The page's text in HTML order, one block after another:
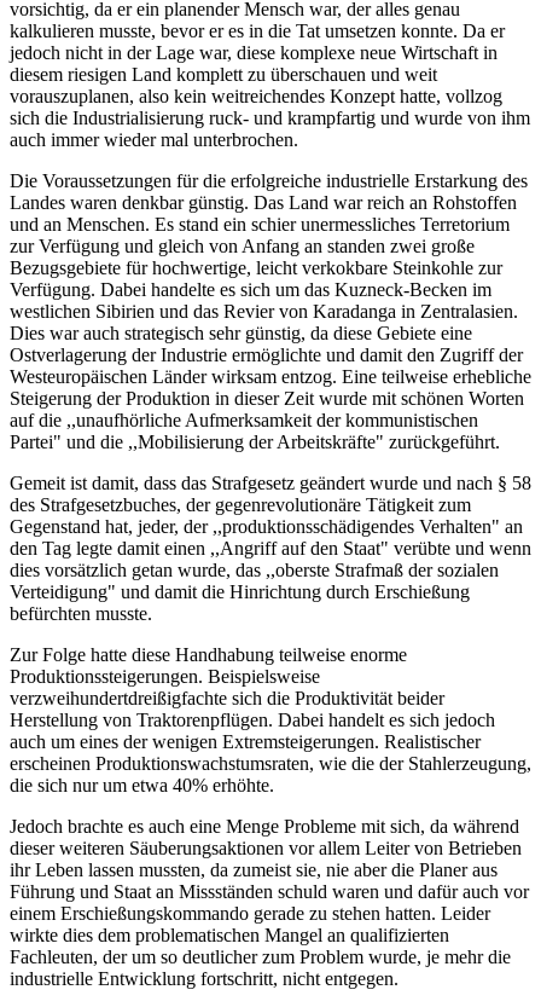
vorsichtig, da er ein planender Mensch war, der alles genau
kalkulieren musste, bevor er es in die Tat umsetzen konnte. Da er
jedoch nicht in der Lage war, diese komplexe neue Wirtschaft in
diesem riesigen Land komplett zu überschauen und weit
vorauszuplanen, also kein weitreichendes Konzept hatte, vollzog
sich die Industrialisierung ruck- und krampfartig und wurde von ihm
auch immer wieder mal unterbrochen.
Die Voraussetzungen für die erfolgreiche industrielle Erstarkung des
Landes waren denkbar günstig. Das Land war reich an Rohstoffen
und an Menschen. Es stand ein schier unermessliches Terretorium
zur Verfügung und gleich von Anfang an standen zwei große
Bezugsgebiete für hochwertige, leicht verkokbare Steinkohle zur
Verfügung. Dabei handelte es sich um das Kuzneck-Becken im
westlichen Sibirien und das Revier von Karadanga in Zentralasien.
Dies war auch strategisch sehr günstig, da diese Gebiete eine
Ostverlagerung der Industrie ermöglichte und damit den Zugriff der
Westeuropäischen Länder wirksam entzog. Eine teilweise erhebliche
Steigerung der Produktion in dieser Zeit wurde mit schönen Worten
auf die ,,unaufhörliche Aufmerksamkeit der kommunistischen
Partei" und die ,,Mobilisierung der Arbeitskräfte" zurückgeführt.
Gemeit ist damit, dass das Strafgesetz geändert wurde und nach § 58
des Strafgesetzbuches, der gegenrevolutionäre Tätigkeit zum
Gegenstand hat, jeder, der ,,produktionsschädigendes Verhalten" an
den Tag legte damit einen ,,Angriff auf den Staat" verübte und wenn
dies vorsätzlich getan wurde, das ,,oberste Strafmaß der sozialen
Verteidigung" und damit die Hinrichtung durch Erschießung
befürchten musste.
Zur Folge hatte diese Handhabung teilweise enorme
Produktionssteigerungen. Beispielsweise
verzweihundertdreißigfachte sich die Produktivität beider
Herstellung von Traktorenpflügen. Dabei handelt es sich jedoch
auch um eines der wenigen Extremsteigerungen. Realistischer
erscheinen Produktionswachstumsraten, wie die der Stahlerzeugung,
die sich nur um etwa 40% erhöhte.
Jedoch brachte es auch eine Menge Probleme mit sich, da während
dieser weiteren Säuberungsaktionen vor allem Leiter von Betrieben
ihr Leben lassen mussten, da zumeist sie, nie aber die Planer aus
Führung und Staat an Missständen schuld waren und dafür auch vor
einem Erschießungskommando gerade zu stehen hatten. Leider
wirkte dies dem problematischen Mangel an qualifizierten
Fachleuten, der um so deutlicher zum Problem wurde, je mehr die
industrielle Entwicklung fortschritt, nicht entgegen.